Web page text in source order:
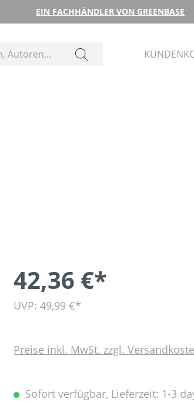
EIN FACHHÄNDLER VON GREENBASE
42,36 €*
UVP: 49,99 €*
Preise inkl. MwSt. zzgl.
Sofort verfügbar, Lieferzeit: 1-3